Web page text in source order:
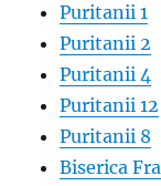
Puritanii 1
Puritanii 2
Puritanii 4
Puritanii 12
Puritanii 8
Biserica